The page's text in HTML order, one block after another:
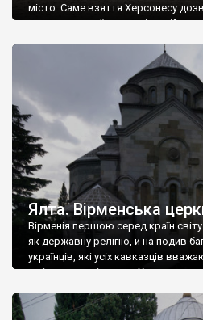
місто. Саме взяття Херсонесу
диктувати свої умови
Херсонесі Володимир-язичник,
А потім було Хрещення Русі. На
Ялта. Вірменська
Вірменія першою серед країн
як державну релігію, й на подив
українців, які усіх кавказців
є відданими вірянами Христа